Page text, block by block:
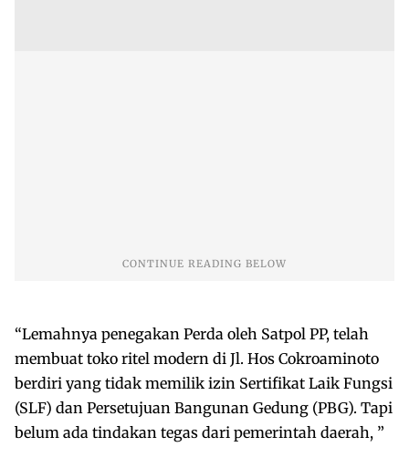
“Lemahnya penegakan Perda oleh Satpol PP, telah
membuat toko ritel modern di Jl. Hos Cokroaminoto
berdiri yang tidak memilik izin Sertifikat Laik Fungsi
(SLF) dan Persetujuan Bangunan Gedung (PBG). Tapi
belum ada tindakan tegas dari pemerintah daerah, ”